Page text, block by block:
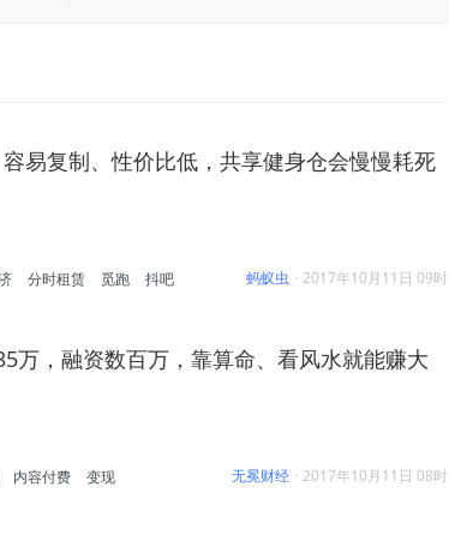
易复制、性价比低，共享健身仓会慢慢耗死
蚂蚁虫 · 2017年10月11日 09时
分时租赁 觅跑 抖吧
万，融资数百万，靠算命、看风水就能赚大
无冕财经 · 2017年10月11日 08时
内容付费 变现